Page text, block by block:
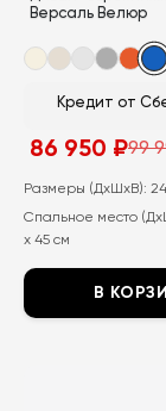
товара.
Версаль Велюр
Кредит от
99
Первоначальная
составляла
990
₽.
86 950 ₽
Текущая
86
₽.
Размеры (ДхШхВ):
Спальное место
x 45 см
В